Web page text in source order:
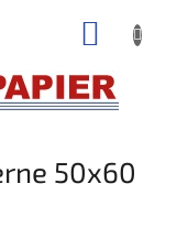
50x60